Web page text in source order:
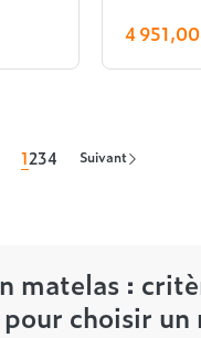
4
1234 Suivant
matelas :
choisir un